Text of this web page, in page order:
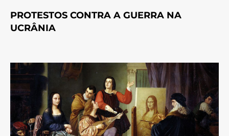
PROTESTOS CONTRA A GUERRA NA
UCRÂNIA